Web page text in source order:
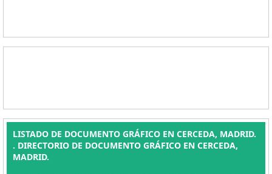
LISTADO DE DOCUMENTO GRÁFICO EN CERCEDA, MADRID.
. DIRECTORIO DE DOCUMENTO GRÁFICO EN CERCEDA,
MADRID.